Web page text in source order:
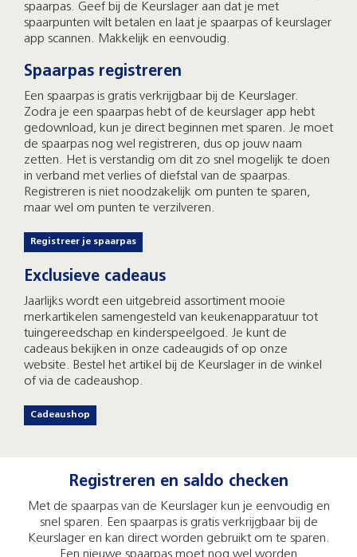
spaarpas. Geef bij de Keurslager aan dat je met
spaarpunten wilt betalen en laat je spaarpas of keurslager
app scannen. Makkelijk en eenvoudig.
Spaarpas registreren
Een spaarpas is gratis verkrijgbaar bij de Keurslager.
Zodra je een spaarpas hebt of de keurslager app hebt
gedownload, kun je direct beginnen met sparen. Je moet
de spaarpas nog wel registreren, dus op jouw naam
zetten. Het is verstandig om dit zo snel mogelijk te doen
in verband met verlies of diefstal van de spaarpas.
Registreren is niet noodzakelijk om punten te sparen,
maar wel om punten te verzilveren.
Registreer je spaarpas
Exclusieve cadeaus
Jaarlijks wordt een uitgebreid assortiment mooie
merkartikelen samengesteld van keukenapparatuur tot
tuingereedschap en kinderspeelgoed. Je kunt de
cadeaus bekijken in onze cadeaugids of op onze
website. Bestel het artikel bij de Keurslager in de winkel
of via de cadeaushop.
Cadeaushop
Registreren en saldo checken
Met de spaarpas van de Keurslager kun je eenvoudig en
snel sparen. Een spaarpas is gratis verkrijgbaar bij de
Keurslager en kan direct worden gebruikt om te sparen.